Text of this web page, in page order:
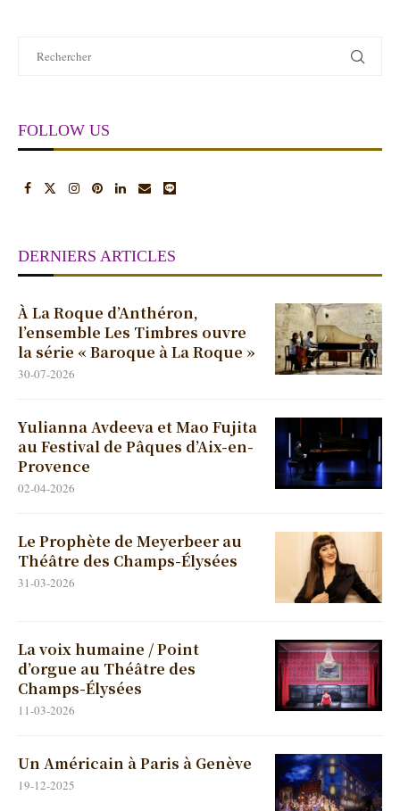
FOLLOW US
DERNIERS ARTICLES
À La Roque d’Anthéron,
l’ensemble Les Timbres ouvre
la série « Baroque à La Roque »
30-07-2026
Yulianna Avdeeva et Mao Fujita
au Festival de Pâques d’Aix-en-
Provence
02-04-2026
Le Prophète de Meyerbeer au
Théâtre des Champs-Élysées
31-03-2026
La voix humaine / Point
d’orgue au Théâtre des
Champs-Élysées
11-03-2026
Un Américain à Paris à Genève
19-12-2025